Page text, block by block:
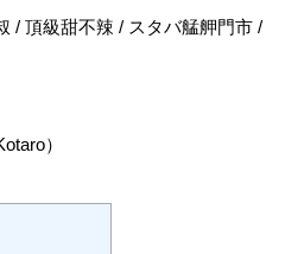
/ 頂級甜不辣 / スタバ艋舺門市 /
）